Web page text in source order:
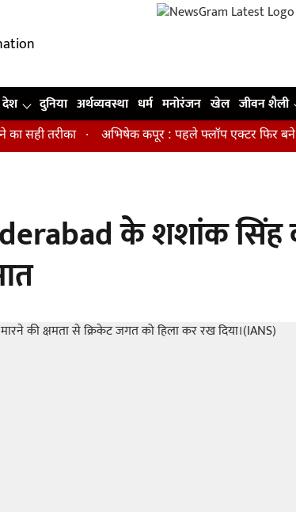
देश दुनिया अर्थव्यवस्था धर्म मनोरंजन खेल जीवन शैली
तरीका अभिषेक कपूर : पहले फ्लॉप एक्टर फिर बने अवॉर्ड
के शशांक सिंह